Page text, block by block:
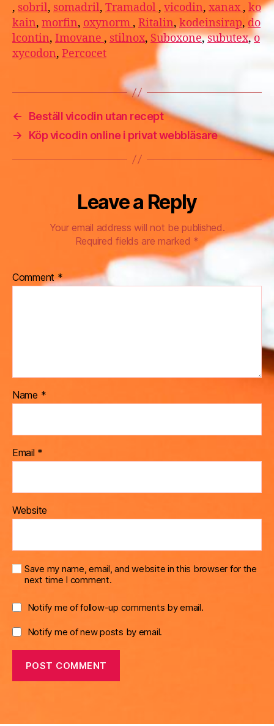
, sobril, somadril, Tramadol , vicodin, xanax, ko
kain, morfin, oxynorm , Ritalin,kodeinsirap,do
lcontin, Imovane , stilnox, Suboxone,subutex,o
xycodon, Percocet
←
Beställ vicodin utan recept
→
Köp vicodin online i privat webbläsare
Leave a Reply
Your email address will not be published.
Required fields are marked *
Comment*
Name *
Email *
Website
Save my name, email, and website in this browser for the
next time I comment.
Notify me of follow-up comments by email.
Notify me of new posts by email.